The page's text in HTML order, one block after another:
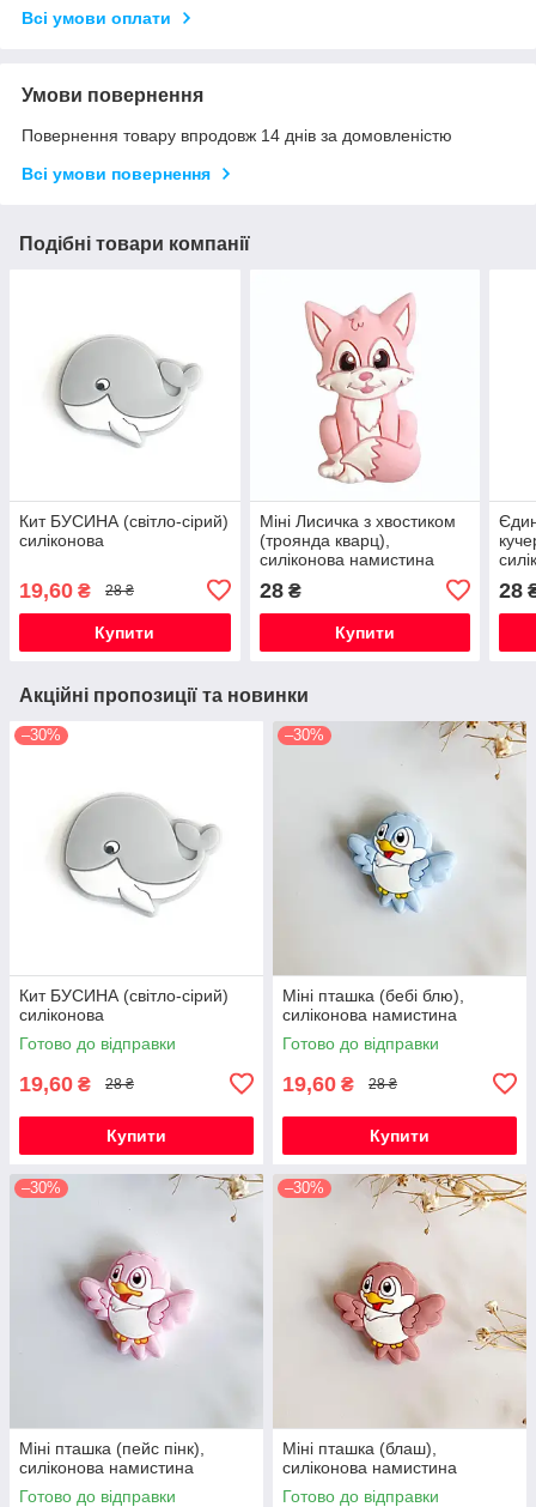
Всі умови оплати
Умови повернення
Повернення товару впродовж 14 днів за домовленістю
Всі умови повернення
Подібні товари компанії
Кит БУСИНА (світло-сірий)
силіконова
19,60 ₴ 28 ₴
Купити
Міні Лисичка з хвостиком
(троянда кварц),
силіконова намистина
28₴
Купити
28
Акційні пропозиції та новинки
–30%
Кит БУСИНА (світло-сірий)
силіконова
Готово до відправки
19,60 ₴ 28 ₴
Купити
–30%
Міні пташка (бебі блю),
силіконова намистина
Готово до відправки
19,60 ₴ 28 ₴
Купити
–30%
Міні пташка (пейс пінк),
силіконова намистина
Готово до відправки
–30%
Міні пташка (блаш),
силіконова намистина
Готово до відправки